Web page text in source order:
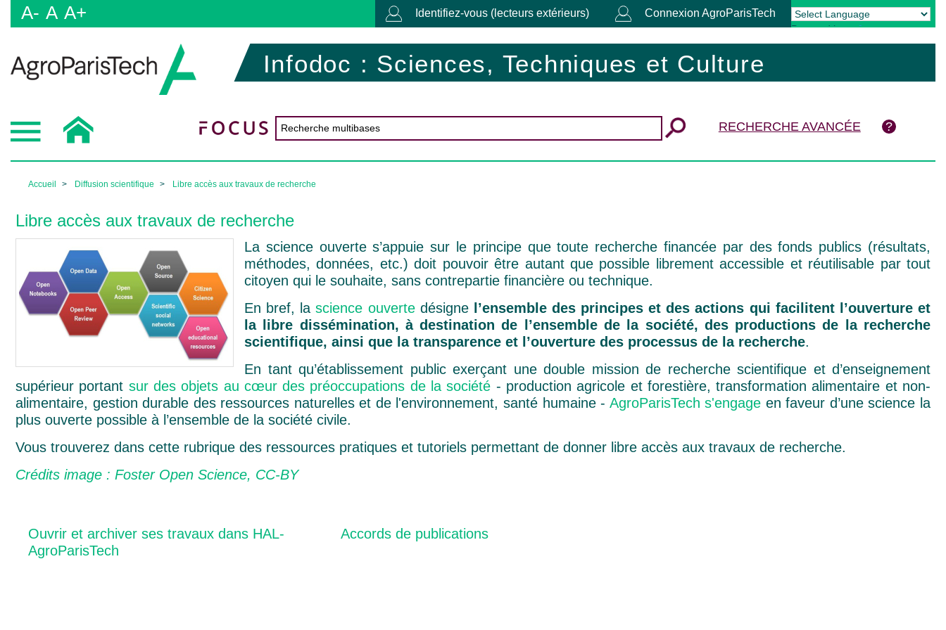
A- A A+ Identifiez-vous (lecteurs extérieurs) Connexion AgroParisTech
Powered by Translate
Infodoc : Sciences, Techniques et Culture
RECHERCHE AVANCÉE
Accueil Diffusion scientifique Libre accès aux travaux de recherche
Libre accès aux travaux de recherche
La science ouverte s’appuie sur le principe que toute recherche financée par des fonds publics (résultats,
méthodes, données, etc.) doit pouvoir être autant que possible librement accessible et réutilisable par tout
citoyen qui le souhaite, sans contrepartie financière ou technique.
En bref, lascience ouvertedésigne l’ensemble des principes et des actions qui facilitent l’ouverture et
la libre dissémination, à destination de l’ensemble de la société, des productions de la recherche
scientifique, ainsi que la transparence et l’ouverture des processus de la recherche.
En tant qu’établissement public exerçant une double mission de recherche scientifique et d’enseignement
supérieur portant sur des objets au cœurdes préoccupations de la société - production agricole et forestière, transformation alimentaire et non-
alimentaire, gestion durable des ressources naturelles et de l'environnement, santé humaine - AgroParisTech s'engage en faveur d’une science la
plus ouverte possible à l’ensemble de la société civile.
Vous trouverez dans cette rubrique des ressources pratiques et tutoriels permettant de donner libre accès aux travaux de recherche.
Crédits image : Foster Open Science, CC-BY
Ouvrir et archiver ses travaux dans HAL-
AgroParisTech
Accords de publications